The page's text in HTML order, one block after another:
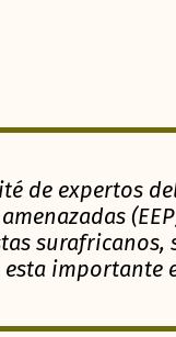
de expertos
importante